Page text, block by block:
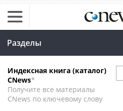
Разделы
Индексная книга (каталог)
CNews*
Получите все материалы
CNews по ключевому слову